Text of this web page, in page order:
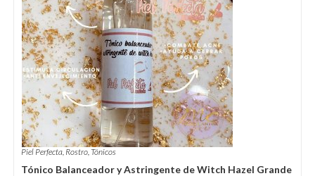
Piel Perfecta, Rostro, Tónicos
Tónico Balanceador y Astringente de Witch Hazel Grande